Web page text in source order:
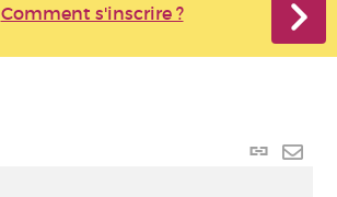
Comment s'inscrire ?
Lien